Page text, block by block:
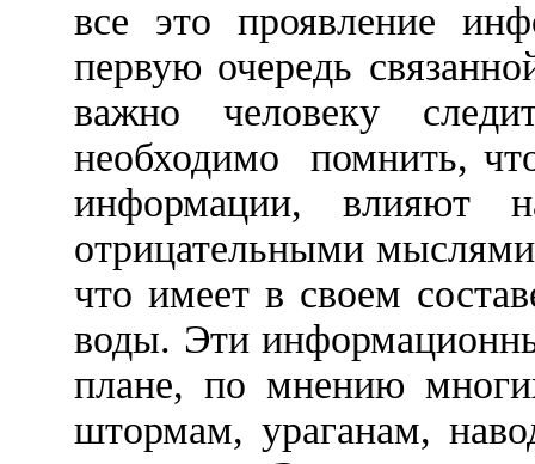
все это проявление
первую очередь
важно человеку
необходимо
помнить,
информации, влияют
отрицательными мыслями
что имеет в своем
воды. Эти
плане, по мнению
штормам, ураганам,